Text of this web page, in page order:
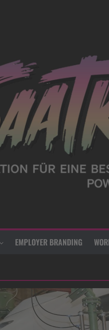
EMPLOYER BRANDING